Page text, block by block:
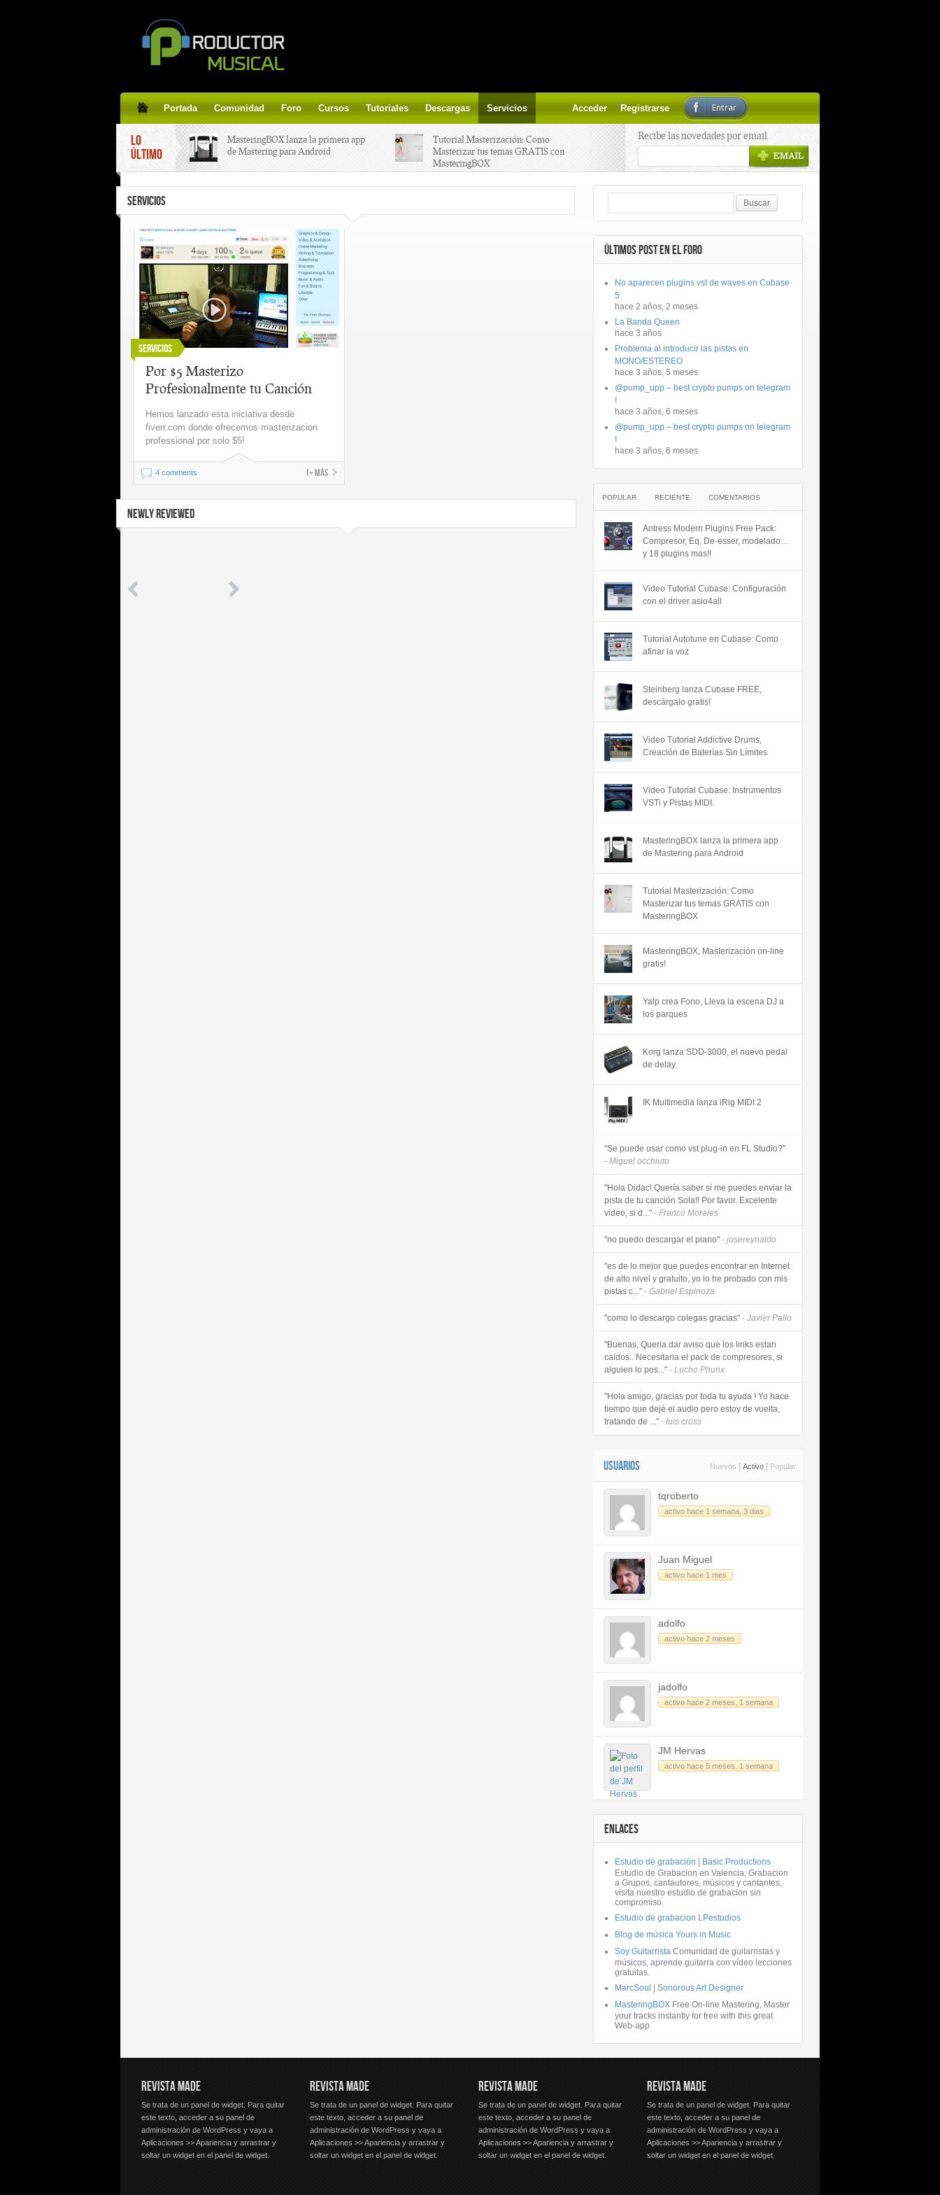
Portada Comunidad Foro Cursos Tutoriales Descargas Servicios Acceder Registrarse Entrar
LO
ÚLTIMO
MasteringBOX lanza la primera app
de Mastering para Android
Tutorial Masterización: Como
Masterizar tus temas GRATIS con
MasteringBOX
Korg lanza SDD-3000, el nuevo
pedal de delay.
Tutorial de CLA Effects, aprende a
aplicar efectos a tus voces.
Recibe las novedades por email
SERVICIOS
Servicios
Por $5 Masterizo
Profesionalmente tu Canción
Hemos lanzado esta iniciativa desde
fiverr.com donde ofrecemos masterizacion
professional por solo $5!
4 comments (+ más
NEWLY REVIEWED
ÚLTIMOS POST EN EL FORO
No aparecen plugins vst de waves en Cubase
5
hace 2 años, 2 meses
La Banda Queen
hace 3 años
Problema al introducir las pistas en
MONO/ESTEREO
hace 3 años, 5 meses
@pump_upp – best crypto pumps on telegram
!
hace 3 años, 6 meses
@pump_upp – best crypto pumps on telegram
!
hace 3 años, 6 meses
POPULAR RECIENTE COMENTARIOS
Antress Modern Plugins Free Pack:
Compresor, Eq, De-esser, modelado…
y 18 plugins mas!!
Video Tutorial Cubase: Configuración
con el driver asio4all
Tutorial Autotune en Cubase: Como
afinar la voz
Steinberg lanza Cubase FREE,
descárgalo gratis!
Video Tutorial Addictive Drums,
Creación de Baterías Sin Límites
Video Tutorial Cubase: Instrumentos
VSTi y Pistas MIDI.
MasteringBOX lanza la primera app
de Mastering para Android
Tutorial Masterización: Como
Masterizar tus temas GRATIS con
MasteringBOX
MasteringBOX, Masterización on-line
gratis!
Yalp crea Fono, Lleva la escena DJ a
los parques
Korg lanza SDD-3000, el nuevo pedal
de delay.
IK Multimedia lanza iRig MIDI 2
"Se puede usar como vst plug-in en FL Studio?"
- Miguel occhiuto
"Hola Didac! Quería saber si me puedes enviar la
pista de tu canción Sola!! Por favor. Excelente
video, si d..." - Franco Morales
"no puedo descargar el piano" - josereynaldo
"es de lo mejor que puedes encontrar en Internet
de alto nivel y gratuito, yo lo he probado con mis
pistas c..." - Gabriel Espinoza
"como lo descargo colegas gracias" - Javier Pallo
"Buenas, Queria dar aviso que los links estan
caidos.. Necesitaria el pack de compresores, si
alguien lo pos..." - Lucho Phunx
"Hola amigo, gracias por toda tu ayuda ! Yo hace
tiempo que dejé el audio pero estoy de vuelta,
tratando de ..." - luis cross
USUARIOS Nuevos Activo Popular
tqroberto
activo hace 1 semana, 3 dias
Juan Miguel
activo hace 1 mes
adolfo
activo hace 2 meses
jadolfo
activo hace 2 meses, 1 semana
JM Hervas
activo hace 5 meses, 1 semana
ENLACES
Estudio de grabación | Basic Productions
Estudio de Grabacion en Valencia, Grabacion
a Grupos, cantautores, músicos y cantantes,
visita nuestro estudio de grabacion sin
compromiso.
Estudio de grabacion LPestudios
Blog de música Yours in Music
Soy Guitarrista Comunidad de guitarristas y
músicos, aprende guitarra con vídeo lecciones
gratuitas.
MarcSoul | Sonorous Art Designer
MasteringBOX Free On-line Mastering, Master
your tracks instantly for free with this great
Web-app
REVISTA MADE
Se trata de un panel de widget. Para quitar
este texto, acceder a su panel de
administración de WordPress y vaya a
Aplicaciones >> Apariencia y arrastrar y
soltar un widget en el panel de widget.
REVISTA MADE
Se trata de un panel de widget. Para quitar
este texto, acceder a su panel de
administración de WordPress y vaya a
Aplicaciones >> Apariencia y arrastrar y
soltar un widget en el panel de widget.
REVISTA MADE
Se trata de un panel de widget. Para quitar
este texto, acceder a su panel de
administración de WordPress y vaya a
Aplicaciones >> Apariencia y arrastrar y
soltar un widget en el panel de widget.
REVISTA MADE
Se trata de un panel de widget. Para quitar
este texto, acceder a su panel de
administración de WordPress y vaya a
Aplicaciones >> Apariencia y arrastrar y
soltar un widget en el panel de widget.